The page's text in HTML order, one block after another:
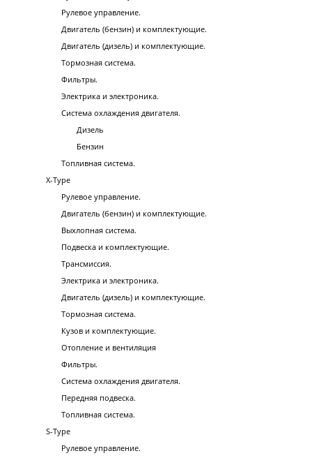
Рулевое управление.
Двигатель (бензин) и комплектующие.
Двигатель (дизель) и комплектующие.
Тормозная система.
Фильтры.
Электрика и электроника.
Система охлаждения двигателя.
Дизель
Бензин
Топливная система.
X-Type
Рулевое управление.
Двигатель (бензин) и комплектующие.
Выхлопная система.
Подвеска и комплектующие.
Трансмиссия.
Электрика и электроника.
Двигатель (дизель) и комплектующие.
Тормозная система.
Кузов и комплектующие.
Отопление и вентиляция
Фильтры.
Система охлаждения двигателя.
Передняя подвеска.
Топливная система.
S-Type
Рулевое управление.